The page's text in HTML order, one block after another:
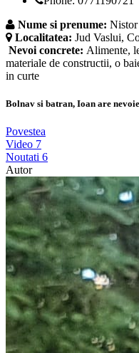
Nume si prenume:
Localitatea: Jud Vaslui,
Nevoi concrete: Alimente,
materiale de constructii, o
in curte
Bolnav si batran, Ioan are
Povestea
Video 7
Noutati 6
Autor